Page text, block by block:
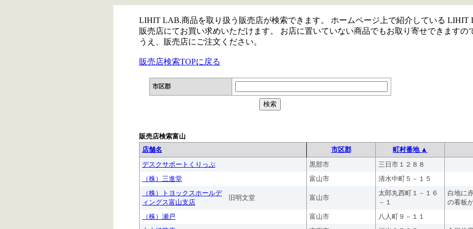
LIHIT LAB.商品を取り扱う販売店が検索できます。 ホームページ上で紹介している LIHIT
販売店にてお買い求めいただけます。 お店に置いていない商品でもお取り寄せできますの
うえ、販売店にご注文ください。
販売店検索TOPに戻る
市区郡
販売店検索富山
店舗名 市区郡 町村番地 ▲
デスクサポートくりっぷ
黒部市
三日市１２８８
（株）三進堂
富山市
清水中町５－１５
（株）トヨックスホールデ
ィングス富山支店
旧明文堂 富山市
太郎丸西町１－１６
－１
白地に
の看板
（株）瀬戸
富山市
八人町９－１１